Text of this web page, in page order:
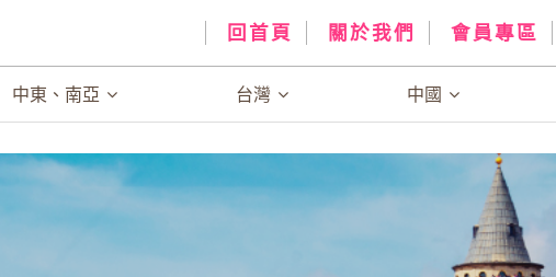
回首頁 關於我們 會員專區
中東、南亞 台灣 中國